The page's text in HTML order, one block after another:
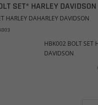
SET* HARLEY DAVIDSON
HARLEY DAHARLEY DAVIDSON
HBK002 BOLT SET
DAVIDSON